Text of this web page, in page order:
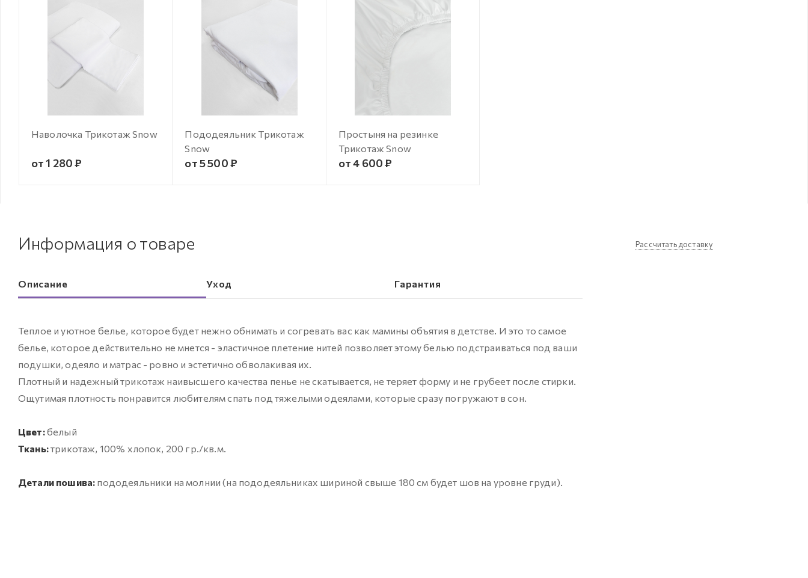
Наволочка Трикотаж Snow
от 1 280 ₽
Пододеяльник Трикотаж
Snow
от 5 500 ₽
Простыня на резинке
Трикотаж Snow
от 4 600 ₽
Информация о товаре
Описание Уход Гарантия
Теплое и уютное белье, которое будет нежно обнимать и согревать вас как мамины объятия в детстве. И это то самое
белье, которое действительно не мнется - эластичное плетение нитей позволяет этому белью подстраиваться под ваши
подушки, одеяло и матрас - ровно и эстетично обволакивая их.
Плотный и надежный трикотаж наивысшего качества пенье не скатывается, не теряет форму и не грубеет после стирки.
Ощутимая плотность понравится любителям спать под тяжелыми одеялами, которые сразу погружают в сон.
Цвет:белый
Ткань:трикотаж, 100% хлопок, 200 гр./кв.м.
Детали пошива: пододеяльники на молнии (на пододеяльниках шириной свыше 180 см будет шов на уровне груди).
Рассчитать доставку